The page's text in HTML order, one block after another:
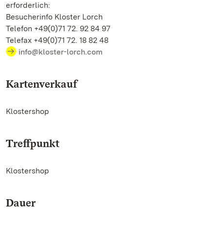
erforderlich:
Besucherinfo Kloster Lorch
Telefon +49(0)71 72. 92 84 97
Telefax +49(0)71 72. 18 82 48
info@kloster-lorch.com
Kartenverkauf
Klostershop
Treffpunkt
Klostershop
Dauer